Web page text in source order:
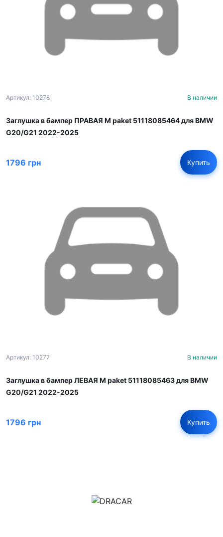
Артикул: 10278 В наличии
Заглушка в бампер ПРАВАЯ M paket 51118085464 для BMW
G20/G21 2022-2025
1796 грн Купить
Артикул: 10277 В наличии
Заглушка в бампер ЛЕВАЯ M paket 51118085463 для BMW
G20/G21 2022-2025
1796 грн Купить